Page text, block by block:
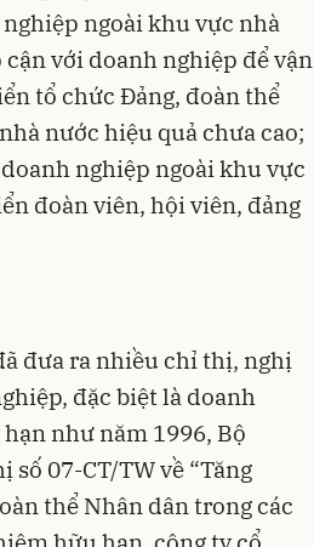
ngoài khu vực nhà
với doanh nghiệp để vận
tổ chức Đảng, đoàn thể
nước hiệu quả chưa cao;
nghiệp ngoài khu vực
đoàn viên, hội viên, đảng
đưa ra nhiều chỉ thị, nghị
đặc biệt là doanh
như năm 1996, Bộ
07-CT/TW về “Tăng
thể Nhân dân trong các